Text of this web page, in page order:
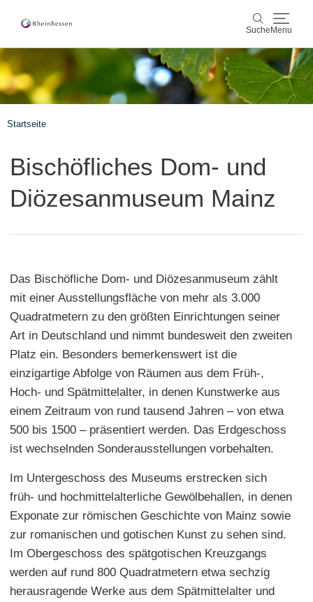
Suche Menu
Suche
Wein & Genuss
Startseite
Bischöfliches Dom- und
Diözesanmuseum Mainz
Das Bischöfliche Dom- und Diözesanmuseum zählt
mit einer Ausstellungsfläche von mehr als 3.000
Quadratmetern zu den größten Einrichtungen seiner
Art in Deutschland und nimmt bundesweit den zweiten
Platz ein. Besonders bemerkenswert ist die
einzigartige Abfolge von Räumen aus dem Früh-,
Hoch- und Spätmittelalter, in denen Kunstwerke aus
einem Zeitraum von rund tausend Jahren – von etwa
500 bis 1500 – präsentiert werden. Das Erdgeschoss
ist wechselnden Sonderausstellungen vorbehalten.
Im Untergeschoss des Museums erstrecken sich
früh- und hochmittelalterliche Gewölbehallen, in denen
Exponate zur römischen Geschichte von Mainz sowie
zur romanischen und gotischen Kunst zu sehen sind.
Im Obergeschoss des spätgotischen Kreuzgangs
werden auf rund 800 Quadratmetern etwa sechzig
herausragende Werke aus dem Spätmittelalter und